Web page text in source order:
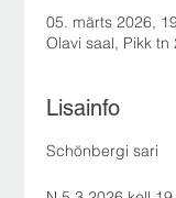
05. märts 2026,
Olavi saal, Pikk tn
Lisainfo
Schönbergi sari